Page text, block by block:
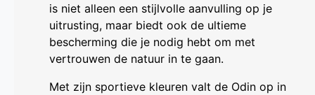
is niet alleen een stijlvolle aanvulling op je
uitrusting, maar biedt ook de ultieme
bescherming die je nodig hebt om met
vertrouwen de natuur in te gaan.
Met zijn sportieve kleuren valt de Odin op in